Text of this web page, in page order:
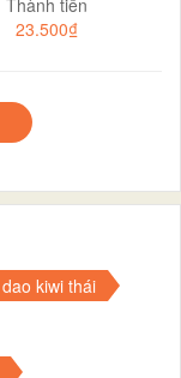
23.500₫
dao kiwi thái